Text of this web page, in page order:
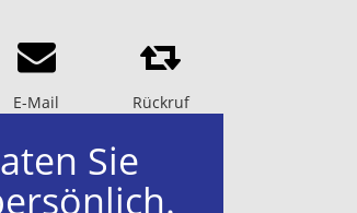
E-Mail Rückruf
Sie